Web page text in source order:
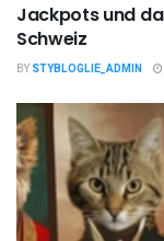
Jackpots und
Schweiz
BY STYBLOGLIE_ADMIN